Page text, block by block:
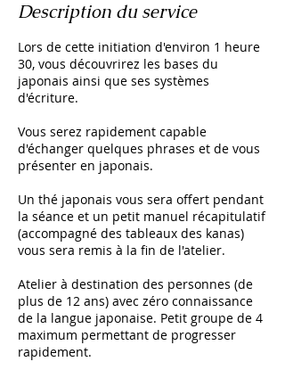
Description du service
Lors de cette initiation d'environ 1 heure
30, vous découvrirez les bases du
japonais ainsi que ses systèmes
d'écriture.
Vous serez rapidement capable
d'échanger quelques phrases et de vous
présenter en japonais.
Un thé japonais vous sera offert pendant
la séance et un petit manuel récapitulatif
(accompagné des tableaux des kanas)
vous sera remis à la fin de l'atelier.
Atelier à destination des personnes (de
plus de 12 ans) avec zéro connaissance
de la langue japonaise. Petit groupe de 4
maximum permettant de progresser
rapidement.